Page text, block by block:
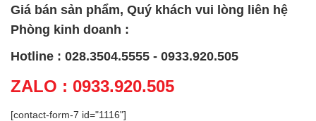
Giá bán sản phẩm, Quý khách vui lòng liên hệ
Phòng kinh doanh :
Hotline : 028.3504.5555 - 0933.920.505
ZALO : 0933.920.505
[contact-form-7 id="1116"]